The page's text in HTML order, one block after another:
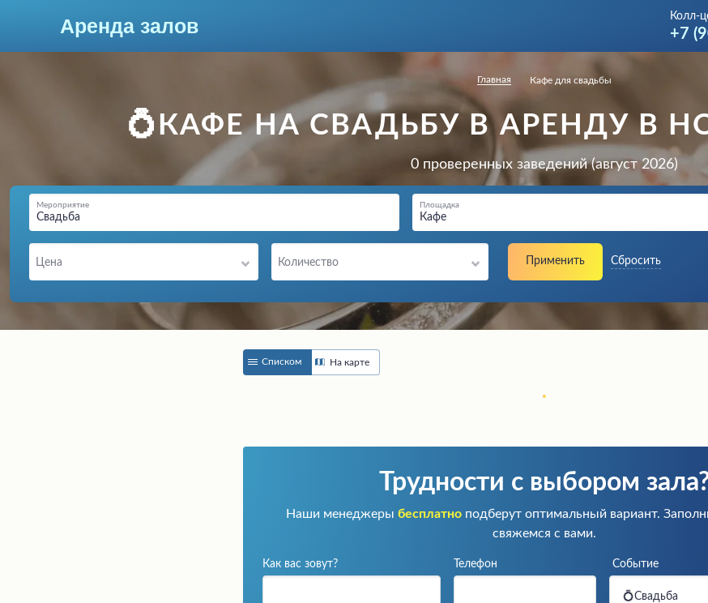
Аренда залов
Новороссийск
+7 (903) 448-30-95
Колл-
+7
Главная Кафе для свадьбы
💍КАФЕ НА СВАДЬБУ В АРЕНДУ В
0 проверенных заведений (август 2026)
Свадьба
Мероприятие
Кафе
Площадка
Цена Количество Применить Сбросить
Списком На карте
Трудности с выбором
Наши менеджеры бесплатноподберут оптимальный вариант.
свяжемся с вами.
Как вас зовут? Телефон Событие
💍Свадьба